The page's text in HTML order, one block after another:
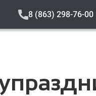
8 (863) 298-76-00